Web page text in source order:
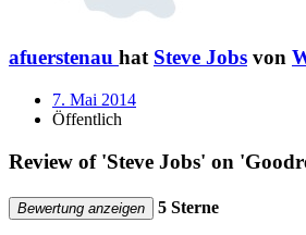
afuerstenau hat Steve Jobs von
7. Mai 2014
Öffentlich
Review of 'Steve Jobs' on
Bewertung anzeigen 5 Sterne